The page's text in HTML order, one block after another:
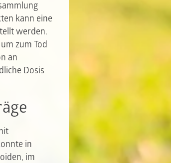
kann eine
werden.
zum Tod
an
Dosis
in
im